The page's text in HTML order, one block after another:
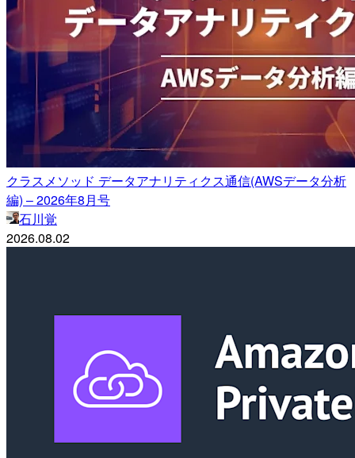
クラスメソッド データアナリティクス通信(AWSデータ分析
編) – 2026年8月号
石川覚
2026.08.02